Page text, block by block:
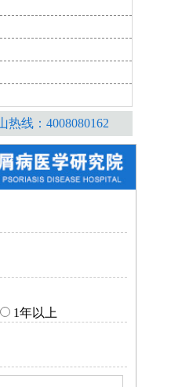
热线：4008080162
1年以上